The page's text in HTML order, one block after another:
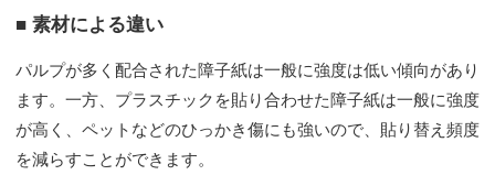
■ 素材による違い
パルプが多く配合された障子紙は一般に強度は低い傾向があり
ます。一方、プラスチックを貼り合わせた障子紙は一般に強度
が高く、ペットなどのひっかき傷にも強いので、貼り替え頻度
を減らすことができます。